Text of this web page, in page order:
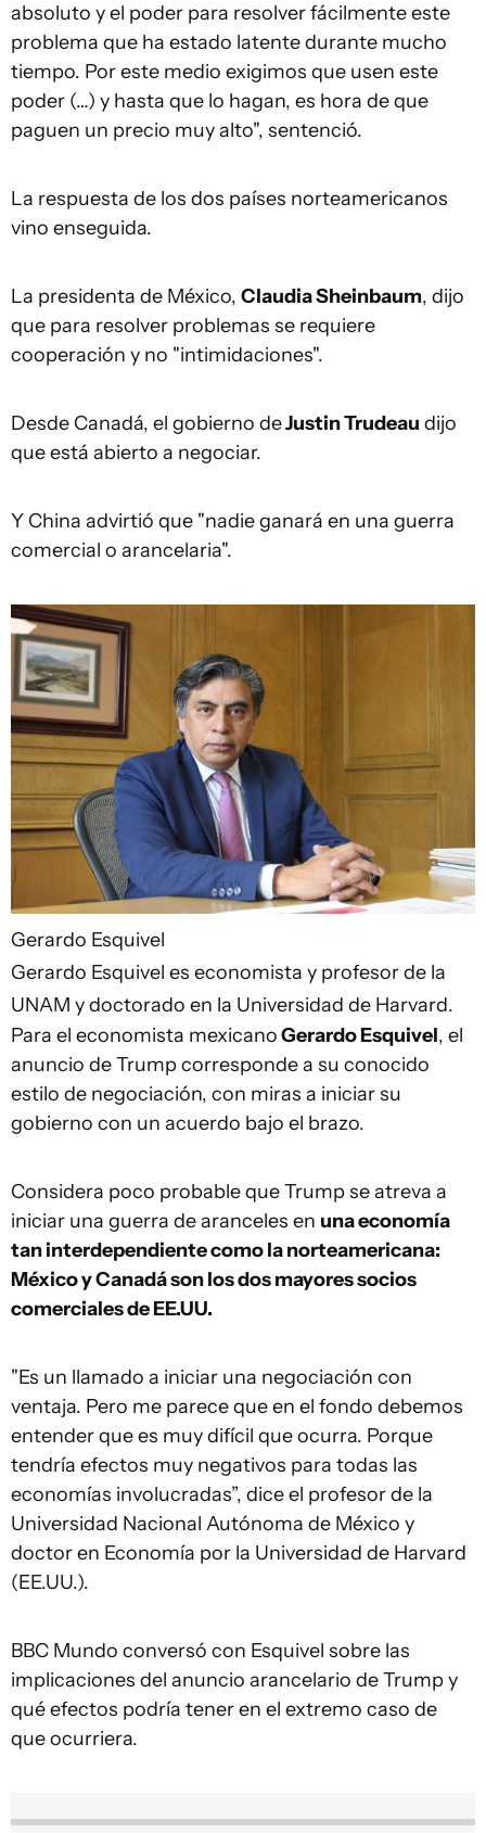
absoluto y el poder para resolver fácilmente este
problema que ha estado latente durante mucho
tiempo. Por este medio exigimos que usen este
poder (…) y hasta que lo hagan, es hora de que
paguen un precio muy alto", sentenció.
La respuesta de los dos países norteamericanos
vino enseguida.
La presidenta de México, Claudia Sheinbaum, dijo
que para resolver problemas se requiere
cooperación y no "intimidaciones".
Desde Canadá, el gobierno deJustin Trudeau dijo
que está abierto a negociar.
Y China advirtió que "nadie ganará en una guerra
comercial o arancelaria".
Gerardo Esquivel
Gerardo Esquivel es economista y profesor de la
UNAM y doctorado en la Universidad de Harvard.
Para el economista mexicanoGerardo Esquivel, el
anuncio de Trump corresponde a su conocido
estilo de negociación, con miras a iniciar su
gobierno con un acuerdo bajo el brazo.
Considera poco probable que Trump se atreva a
iniciar una guerra de aranceles en una economía
tan interdependiente como la norteamericana:
México y Canadá son los dos mayores socios
comerciales de EE.UU.
"Es un llamado a iniciar una negociación con
ventaja. Pero me parece que en el fondo debemos
entender que es muy difícil que ocurra. Porque
tendría efectos muy negativos para todas las
economías involucradas”, dice el profesor de la
Universidad Nacional Autónoma de México y
doctor en Economía por la Universidad de Harvard
(EE.UU.).
BBC Mundo conversó con Esquivel sobre las
implicaciones del anuncio arancelario de Trump y
qué efectos podría tener en el extremo caso de
que ocurriera.